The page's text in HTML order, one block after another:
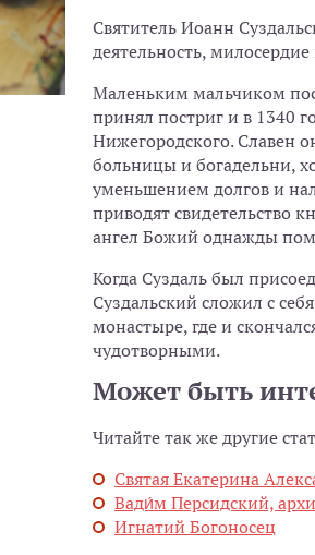
Святитель Иоанн
деятельность,
Маленьким мальчиком
принял постриг и в 1340
Нижегородского. Славен
больницы и богадельни,
уменьшением долгов и
приводят свидетельство
ангел Божий однажды
Когда Суздаль был
Суздальский сложил с
монастыре, где и
чудотворными.
Может быть
Читайте так же другие
Святая Екатерина
Вади́м Персидский,
Игнатий Богоносец